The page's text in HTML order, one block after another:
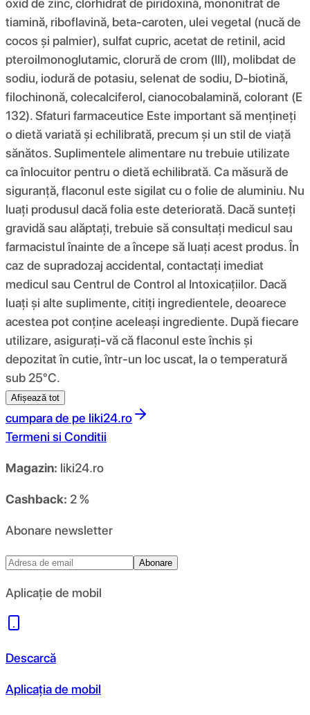
oxid de zinc, clorhidrat de piridoxină, mononitrat de
tiamină, riboflavină, beta-caroten, ulei vegetal (nucă de
cocos și palmier), sulfat cupric, acetat de retinil, acid
pteroilmonoglutamic, clorură de crom (III), molibdat de
sodiu, iodură de potasiu, selenat de sodiu, D-biotină,
filochinonă, colecalciferol, cianocobalamină, colorant (E
132). Sfaturi farmaceutice Este important să mențineți
o dietă variată și echilibrată, precum și un stil de viață
sănătos. Suplimentele alimentare nu trebuie utilizate
ca înlocuitor pentru o dietă echilibrată. Ca măsură de
siguranță, flaconul este sigilat cu o folie de aluminiu. Nu
luați produsul dacă folia este deteriorată. Dacă sunteți
gravidă sau alăptați, trebuie să consultați medicul sau
farmacistul înainte de a începe să luați acest produs. În
caz de supradozaj accidental, contactați imediat
medicul sau Centrul de Control al Intoxicațiilor. Dacă
luați și alte suplimente, citiți ingredientele, deoarece
acestea pot conține aceleași ingrediente. După fiecare
utilizare, asigurați-vă că flaconul este închis și
depozitat în cutie, într-un loc uscat, la o temperatură
sub 25°C.
Afișează tot
cumpara de pe liki24.ro
Termeni si Conditii
Magazin: liki24.ro
Cashback: 2 %
Abonare newsletter
Abonare
Aplicație de mobil
Descarcă
Aplicația de mobil